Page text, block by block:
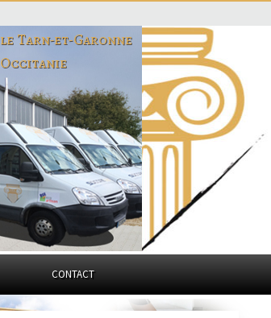
le Tarn-et-Garonne
Occitanie
CONTACT